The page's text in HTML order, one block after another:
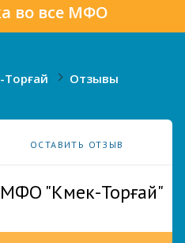
во все МФО
Торғай Отзывы
ОСТАВИТЬ ОТЗЫВ
"Көмек-Торғай"